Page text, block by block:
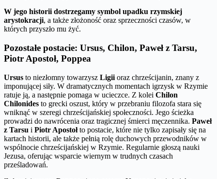
W jego historii dostrzegamy symbol upadku rzymskiej
arystokracji, a także złożoność oraz sprzeczności czasów, w
których przyszło mu żyć.
Pozostałe postacie: Ursus, Chilon, Paweł z Tarsu,
Piotr Apostoł, Poppea
Ursus to niezłomny towarzysz Ligii oraz chrześcijanin, znany z
imponującej siły. W dramatycznych momentach igrzysk w Rzymie
ratuje ją, a następnie pomaga w ucieczce. Z kolei Chilon
Chilonides to grecki oszust, który w przebraniu filozofa stara się
wniknąć w szeregi chrześcijańskiej społeczności. Jego ścieżka
prowadzi do nawrócenia oraz tragicznej śmierci męczennika. Paweł
z Tarsu i Piotr Apostołto postacie, które nie tylko zapisały się na
kartach historii, ale także pełnią rolę duchowych przewodników w
wspólnocie chrześcijańskiej w Rzymie. Regularnie głoszą nauki
Jezusa, oferując wsparcie wiernym w trudnych czasach
prześladowań.